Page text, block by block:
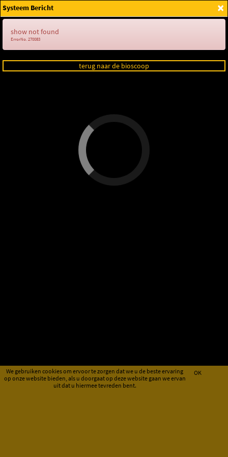
Login
We gebruiken cookies om ervoor te zorgen dat we u de beste ervaring
op onze website bieden, als u doorgaat op deze website gaan we ervan
uit dat u hiermee tevreden bent.
OK
×
Systeem Bericht
show not found
ErrorNo. 270083
terug naar de bioscoop